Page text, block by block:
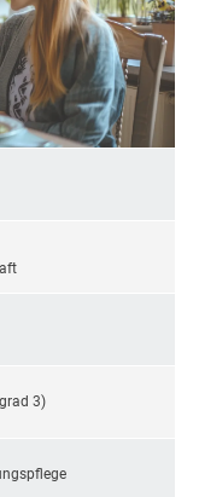
3)